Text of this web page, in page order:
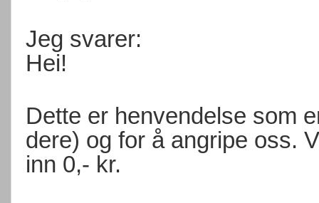
Jeg svarer:
Hei!
Dette er henvendelse som
dere) og for å angripe oss.
inn 0,- kr.